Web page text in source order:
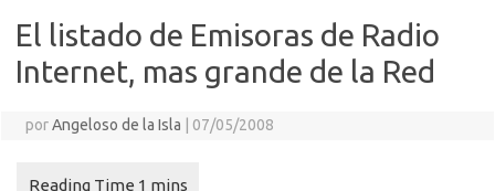
El listado de Emisoras de Radio
Internet, mas grande de la Red
porAngeloso de la Isla 07/05/2008